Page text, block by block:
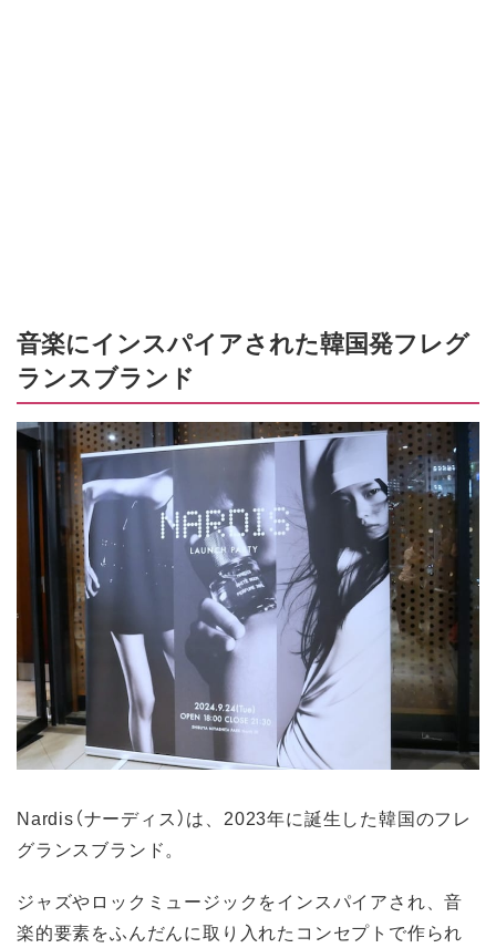
音楽にインスパイアされた韓国発フレグ
ランスブランド
Nardis（ナーディス）は、2023年に誕生した韓国のフレ
グランスブランド。
ジャズやロックミュージックをインスパイアされ、音
楽的要素をふんだんに取り入れたコンセプトで作られ